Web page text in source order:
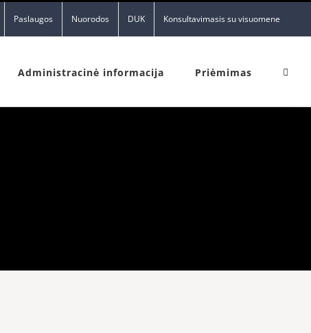
Paslaugos Nuorodos DUK Konsultavimasis su visuomene
Administracinė informacija Priėmimas